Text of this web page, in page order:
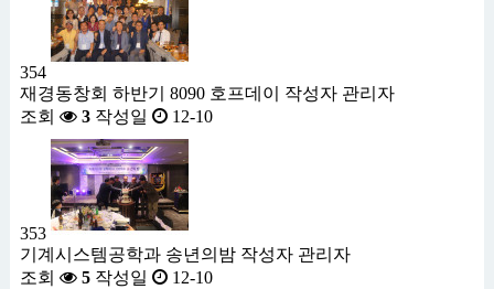
354
재경동창회 하반기 8090 호프데이 작성자 관리자
조회
3 작성일 12-10
353
기계시스템공학과 송년의밤 작성자 관리자
조회
5 작성일 12-10